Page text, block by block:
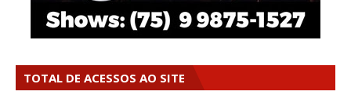
TOTAL DE ACESSOS AO SITE